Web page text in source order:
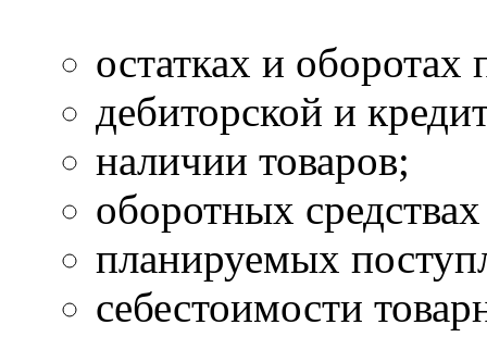
остатках и
дебиторской и
наличии товаров;
оборотных
планируемых
себестоимости